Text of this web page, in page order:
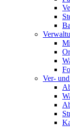
Ver-